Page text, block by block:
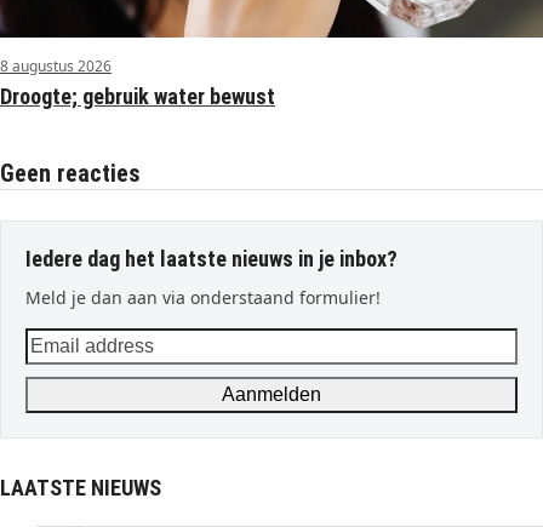
8 augustus 2026
Droogte; gebruik water bewust
Geen reacties
Iedere dag het laatste nieuws in je inbox?
Meld je dan aan via onderstaand formulier!
Email
address
Aanmelden
LAATSTE NIEUWS